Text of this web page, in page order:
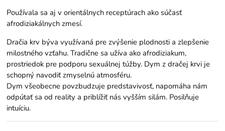
Používala sa aj v orientálnych receptúrach ako súčasť
afrodiziakálnych zmesí.
Dračia krv býva využívaná pre zvýšenie plodnosti a zlepšenie
milostného vzťahu. Tradične sa užíva ako afrodiziakum,
prostriedok pre podporu sexuálnej túžby. Dym z dračej krvi je
schopný navodiť zmyselnú atmosféru.
Dym všeobecne povzbudzuje predstavivosť, napomáha nám
odpútať sa od reality a priblížiť nás vyšším silám. Posilňuje
intuíciu.